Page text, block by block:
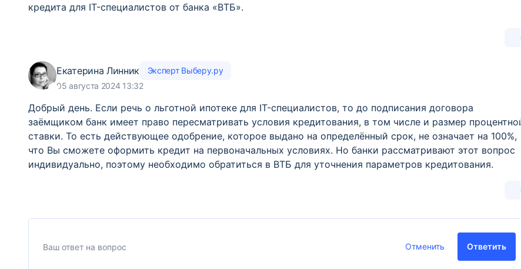
кредита для IT-специалистов от банка «ВТБ».
0
Екатерина Линник
Эксперт Выберу.ру
05 августа 2024 13:32
Добрый день. Если речь о льготной ипотеке для IT-специалистов, то до подписания договора
заёмщиком банк имеет право пересматривать условия кредитования, в том числе и размер процентной
ставки. То есть действующее одобрение, которое выдано на определённый срок, не означает на 100%,
что Вы сможете оформить кредит на первоначальных условиях. Но банки рассматривают этот вопрос
индивидуально, поэтому необходимо обратиться в ВТБ для уточнения параметров кредитования.
0
Отменить Ответить